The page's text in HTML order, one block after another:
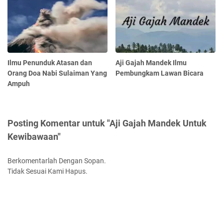
Ilmu Penunduk Atasan dan
Orang Doa Nabi Sulaiman Yang
Ampuh
Aji Gajah Mandek Ilmu
Pembungkam Lawan Bicara
Posting Komentar untuk "Aji Gajah Mandek Untuk
Kewibawaan"
Berkomentarlah Dengan Sopan.
Tidak Sesuai Kami Hapus.